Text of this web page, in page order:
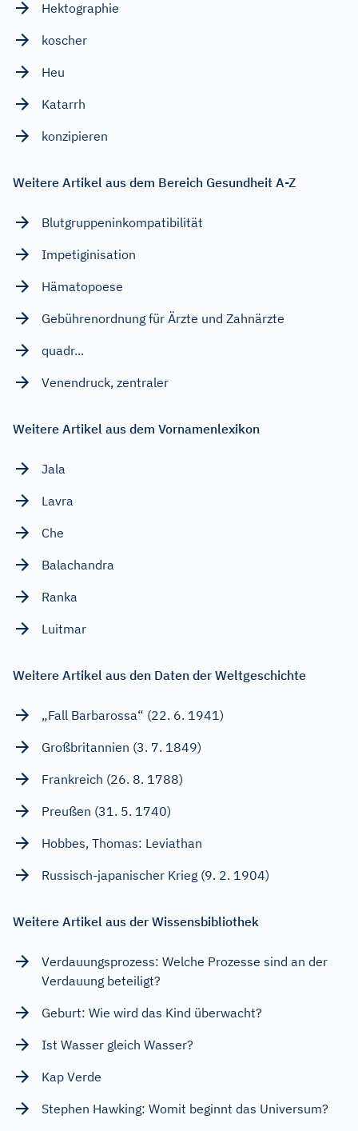
Hektographie
koscher
Heu
Katarrh
konzipieren
Weitere Artikel aus dem Bereich Gesundheit A-Z
Blutgruppeninkompatibilität
Impetiginisation
Hämatopoese
Gebührenordnung für Ärzte und Zahnärzte
quadr...
Venendruck, zentraler
Weitere Artikel aus dem Vornamenlexikon
Jala
Lavra
Che
Balachandra
Ranka
Luitmar
Weitere Artikel aus den Daten der Weltgeschichte
„Fall Barbarossa“ (22. 6. 1941)
Großbritannien (3. 7. 1849)
Frankreich (26. 8. 1788)
Preußen (31. 5. 1740)
Hobbes, Thomas: Leviathan
Russisch-japanischer Krieg (9. 2. 1904)
Weitere Artikel aus der Wissensbibliothek
Verdauungsprozess: Welche Prozesse sind an der
Verdauung beteiligt?
Geburt: Wie wird das Kind überwacht?
Ist Wasser gleich Wasser?
Kap Verde
Stephen Hawking: Womit beginnt das Universum?